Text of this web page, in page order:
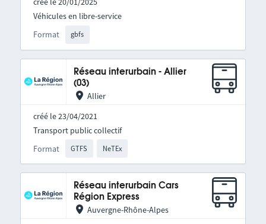
Format gbfs
Véhicules en libre-service
Réseau interurbain - Allier
(03)
Allier
créé le 23/04/2021
Format GTFS NeTEx
Transport public collectif
Réseau interurbain Cars
Région Express
Auvergne-Rhône-Alpes